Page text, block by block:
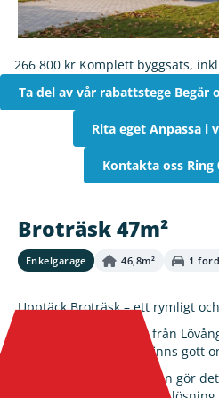
266 800 kr Komplett byggsats,
Ta del av vår rabattstege Begär
Rita eget Anpassa i
Kontakta oss Ring
Broträsk 47m²
Enkelgarage 46,8m² 1
Upptäck Broträsk – ett rymligt
Enkelgaraget Broträsk från
parkeringsplats – här finns gott
Den öppna planlösningen gör